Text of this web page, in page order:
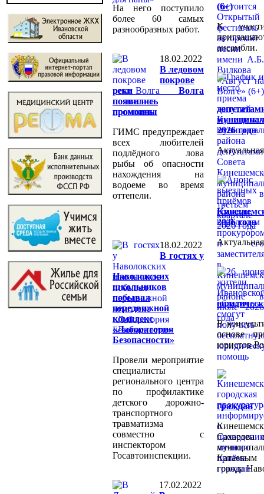
На него поступило
более 60 самых
разнообразных работ.
18.02.2022
В ледовом
покрове
реки Волга
появились
промоины
ГИМС предупреждает
всех любителей
подлёдного лова
рыбы об опасности
нахождения на
водоеме во время
оттепели.
18.02.2022
В гостях у
Наволокских
школьников
побывал
передвижной
комплекс
«Лаборатория
Безопасности»
Провели мероприятие
специалисты
регионального центра
по профилактике
детского дорожно-
транспортного
травматизма
совместно с
инспектором
Госавтоинспекции.
17.02.2022
(6+)
К
ансамбли.
2026 года
2026 года
В
основе
юристов
граждан
Сахарова
Катаевым
города